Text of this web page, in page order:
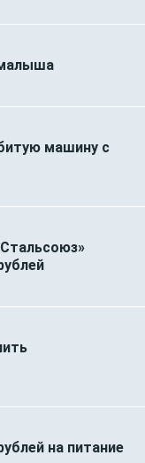
машину с
на питание